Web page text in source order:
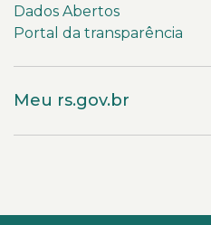
Dados Abertos
Portal da transparência
Meu rs.gov.br